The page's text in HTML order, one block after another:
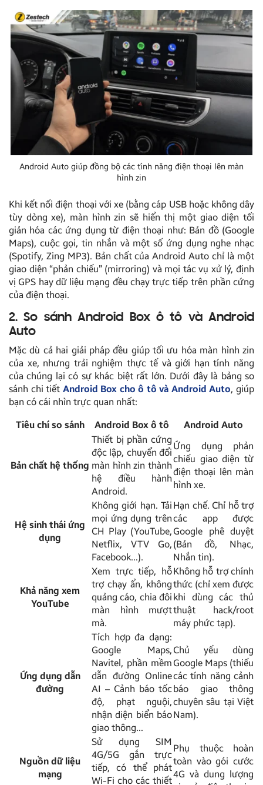
Android Auto giúp đồng bộ các tính năng điện thoại lên màn
hình zin
Khi kết nối điện thoại với xe (bằng cáp USB hoặc không dây
tùy dòng xe), màn hình zin sẽ hiển thị một giao diện tối
giản hóa các ứng dụng từ điện thoại như: Bản đồ (Google
Maps), cuộc gọi, tin nhắn và một số ứng dụng nghe nhạc
(Spotify, Zing MP3). Bản chất của Android Auto chỉ là một
giao diện “phản chiếu” (mirroring) và mọi tác vụ xử lý, định
vị GPS hay dữ liệu mạng đều chạy trực tiếp trên phần cứng
của điện thoại.
2. So sánh Android Box ô tô và Android
Auto
Mặc dù cả hai giải pháp đều giúp tối ưu hóa màn hình zin
của xe, nhưng trải nghiệm thực tế và giới hạn tính năng
của chúng lại có sự khác biệt rất lớn. Dưới đây là bảng so
sánh chi tiết Android Box cho ô tô và Android Auto, giúp
bạn có cái nhìn trực quan nhất:
Tiêu chí so sánh Android Box ô tô Android Auto
Bản chất hệ thống
Thiết bị phần cứng
độc lập, chuyển đổi
màn hình zin thành
hệ điều hành
Android.
Ứng dụng phản
chiếu giao diện từ
điện thoại lên màn
hình xe.
Hệ sinh thái ứng
dụng
Không giới hạn. Tải
mọi ứng dụng trên
CH Play (YouTube,
Netflix, VTV Go,
Facebook…).
Hạn chế. Chỉ hỗ trợ
các app được
Google phê duyệt
(Bản đồ, Nhạc,
Nhắn tin).
Khả năng xem
YouTube
Xem trực tiếp, hỗ
trợ chạy ẩn, không
quảng cáo, chia đôi
màn hình mượt
mà.
Không hỗ trợ chính
thức (chỉ xem được
khi dùng các thủ
thuật hack/root
máy phức tạp).
Ứng dụng dẫn
đường
Tích hợp đa dạng:
Google Maps,
Navitel, phần mềm
dẫn đường Online
AI – Cảnh báo tốc
độ, phạt nguội,
nhận diện biển báo
giao thông…
Chủ yếu dùng
Google Maps (thiếu
các tính năng cảnh
báo giao thông
chuyên sâu tại Việt
Nam).
Nguồn dữ liệu
mạng
Sử dụng SIM
4G/5G gắn trực
tiếp, có thể phát
Wi-Fi cho các thiết
Phụ thuộc hoàn
toàn vào gói cước
4G và dung lượng